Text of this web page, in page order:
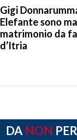
Gigi
Elefante sono
matrimonio da
d’Itria
DA NON